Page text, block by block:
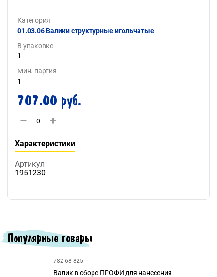
Категория
01.03.06 Валики структурные игольчатые
В упаковке
1
Мин. партия
1
707.00 руб.
Характеристики
Артикул
1951230
Популярные товары
782 68 825
Валик в сборе ПРОФИ для нанесения